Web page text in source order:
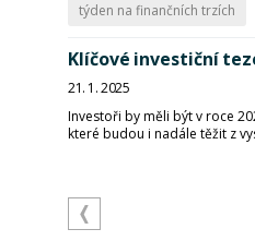
týden na finančních trzích
Klíčové investiční
21. 1. 2025
Investoři by měli být v roce
které budou i nadále těžit z